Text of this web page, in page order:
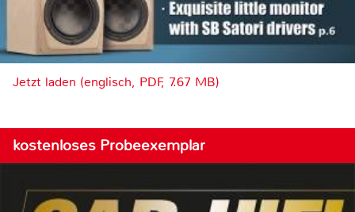
Jetzt laden (englisch, PDF, 7.67 MB)
kostenloses Probeexemplar